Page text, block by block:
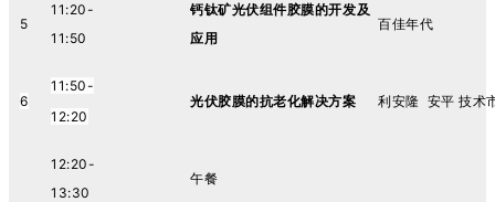
5
11:20-
11:50
钙钛矿光伏组件胶膜的开发及
应用
百佳年代
6
1 1:50-
12:20
光伏胶膜的抗老化解决方案 利安隆 安平 技术
12:20-
13:30
午餐